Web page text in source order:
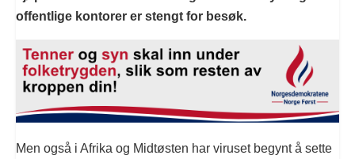
offentlige kontorer er stengt for besøk.
Men også i Afrika og Midtøsten har viruset begynt å sette